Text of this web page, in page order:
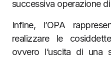
successiva operazione
Infine, l’OPA
realizzare le
ovvero l’uscita di una